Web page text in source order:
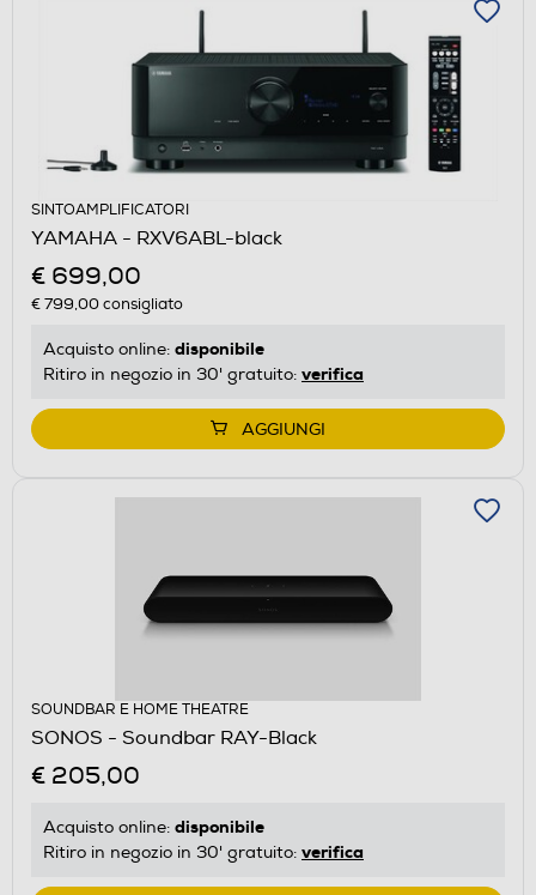
SINTOAMPLIFICATORI
YAMAHA - RXV6ABL-black
€ 699,00
€ 799,00consigliato
Acquisto online: disponibile
Ritiro in negozio in 30' gratuito: verifica
AGGIUNGI
SOUNDBAR E HOME THEATRE
SONOS - Soundbar RAY-Black
€ 205,00
Acquisto online: disponibile
Ritiro in negozio in 30' gratuito: verifica